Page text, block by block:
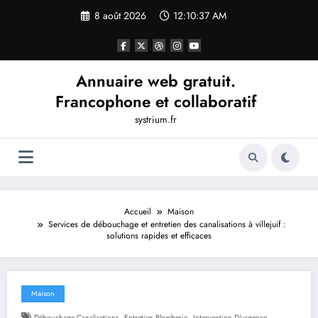
8 août 2026 12:10:38 AM
Annuaire web gratuit.
Francophone et collaboratif
systrium.fr
Accueil
Maison
Services de débouchage et entretien des canalisations à villejuif :
solutions rapides et efficaces
Maison